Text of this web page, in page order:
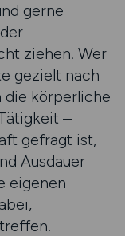
gerne
ziehen. Wer
gezielt nach
die körperliche
–
gefragt ist,
Ausdauer
eigenen